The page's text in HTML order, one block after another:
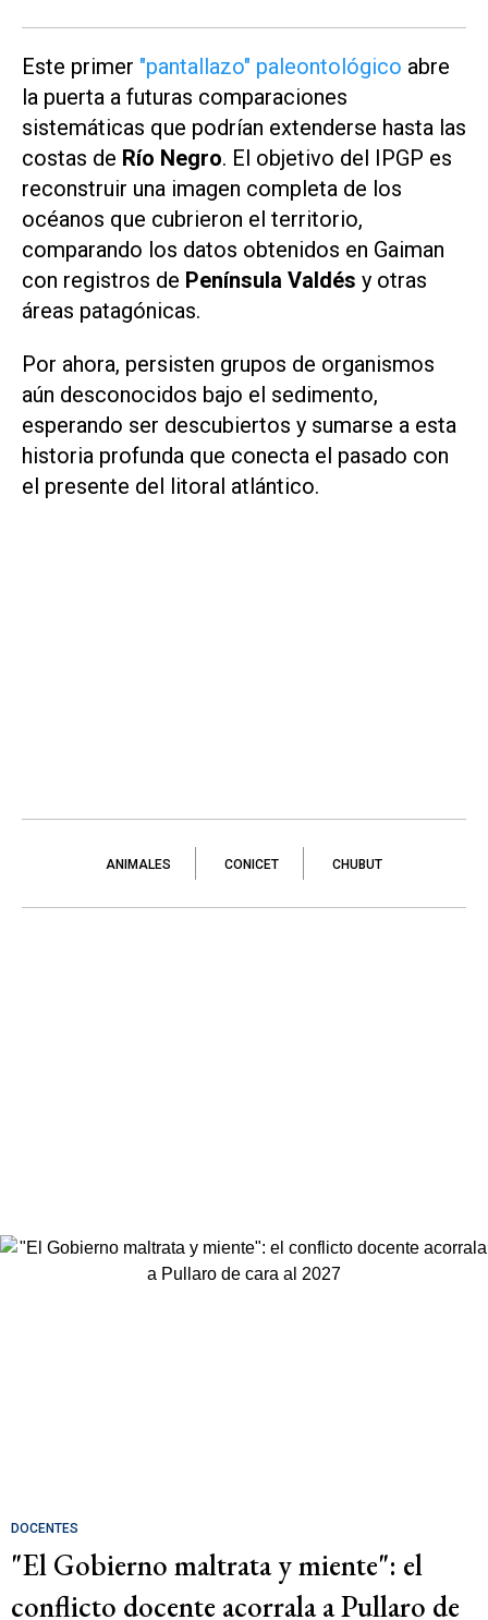
Este primer "pantallazo" paleontológico abre
la puerta a futuras comparaciones
sistemáticas que podrían extenderse hasta las
costas de Río Negro. El objetivo del IPGP es
reconstruir una imagen completa de los
océanos que cubrieron el territorio,
comparando los datos obtenidos en Gaiman
con registros de Península Valdés y otras
áreas patagónicas.
Por ahora, persisten grupos de organismos
aún desconocidos bajo el sedimento,
esperando ser descubiertos y sumarse a esta
historia profunda que conecta el pasado con
el presente del litoral atlántico.
ANIMALES CONICET CHUBUT
DOCENTES
"El Gobierno maltrata y miente": el
conflicto docente acorrala a Pullaro de